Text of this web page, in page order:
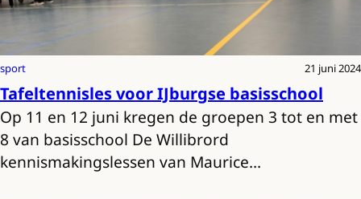
sport 21 juni 2024
Tafeltennisles voor IJburgse basisschool
Op 11 en 12 juni kregen de groepen 3 tot en met
8 van basisschool De Willibrord
kennismakingslessen van Maurice…